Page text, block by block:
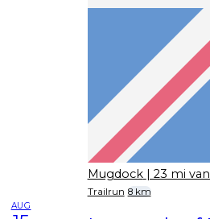
Mugdock | 23 mi
Trailrun 8 km
AUG